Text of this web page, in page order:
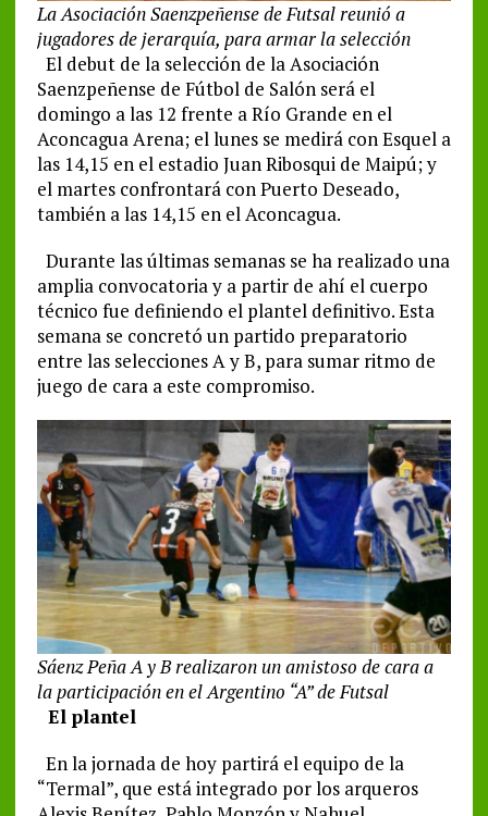
La Asociación Saenzpeñense de Futsal reunió a
jugadores de jerarquía, para armar la selección
El debut de la selección de la Asociación
Saenzpeñense de Fútbol de Salón será el
domingo a las 12 frente a Río Grande en el
Aconcagua Arena; el lunes se medirá con Esquel a
las 14,15 en el estadio Juan Ribosqui de Maipú; y
el martes confrontará con Puerto Deseado,
también a las 14,15 en el Aconcagua.
Durante las últimas semanas se ha realizado una
amplia convocatoria y a partir de ahí el cuerpo
técnico fue definiendo el plantel definitivo. Esta
semana se concretó un partido preparatorio
entre las selecciones A y B, para sumar ritmo de
juego de cara a este compromiso.
Sáenz Peña A y B realizaron un amistoso de cara a
la participación en el Argentino “A” de Futsal
El plantel
En la jornada de hoy partirá el equipo de la
“Termal”, que está integrado por los arqueros